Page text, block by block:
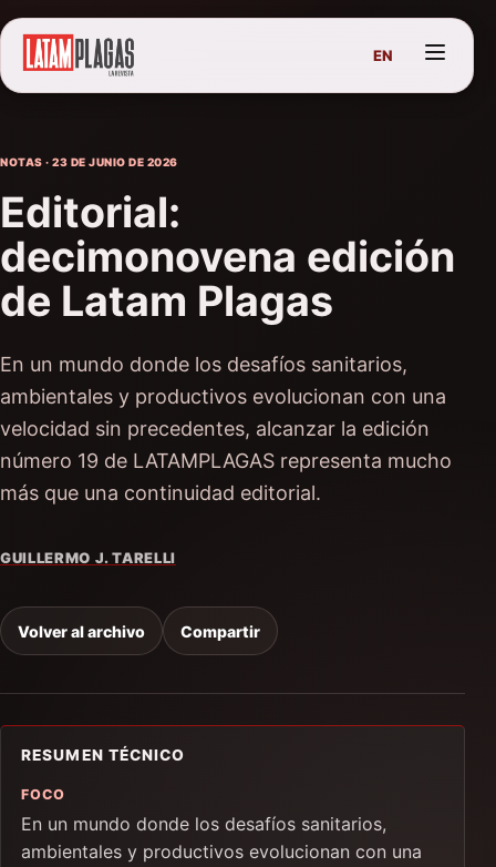
EN
NOTAS · 23 DE JUNIO DE 2026
Editorial:
decimonovena edición
de Latam Plagas
En un mundo donde los desafíos sanitarios,
ambientales y productivos evolucionan con una
velocidad sin precedentes, alcanzar la edición
número 19 de LATAMPLAGAS representa mucho
más que una continuidad editorial.
GUILLERMO J. TARELLI
Volver al archivo Compartir
RESUMEN TÉCNICO
FOCO
En un mundo donde los desafíos sanitarios,
ambientales y productivos evolucionan con una